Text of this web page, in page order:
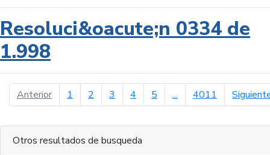
Resoluci&oacute;n 0334 de
1.998
Anteriorpágina anterior
1 2 3 4 5 ... 4011
Otros resultados de busqueda